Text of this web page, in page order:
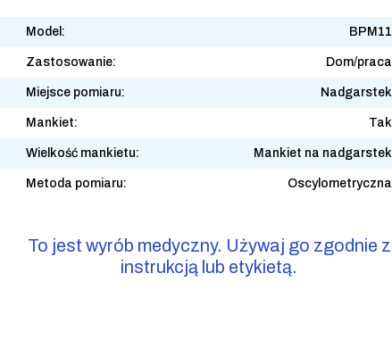
Model: BPM11
Zastosowanie: Dom/praca
Miejsce pomiaru: Nadgarstek
Mankiet: Tak
Wielkość mankietu: Mankiet na nadgarstek
Metoda pomiaru: Oscylometryczna
To jest wyrób medyczny. Używaj go zgodnie z
instrukcją lub etykietą.